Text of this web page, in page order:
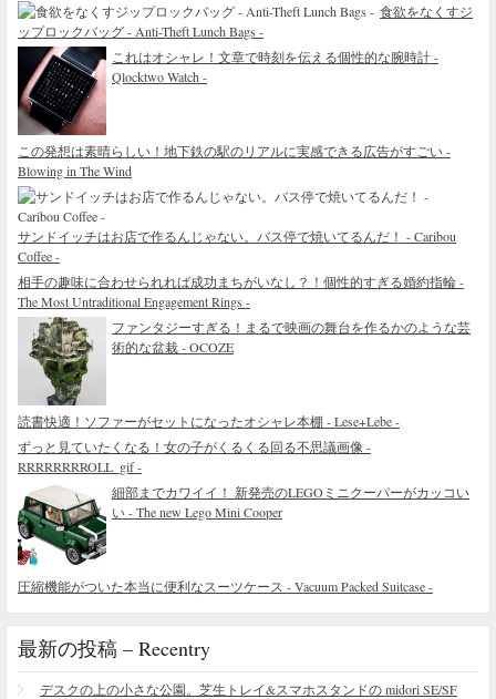
食欲をなくすジ
ップロックバッグ - Anti-Theft Lunch Bags -
これはオシャレ！文章で時刻を伝える個性的な腕時計 -
Qlocktwo Watch -
この発想は素晴らしい！地下鉄の駅のリアルに実感できる広告がすごい -
Blowing in The Wind
サンドイッチはお店で作るんじゃない。バス停で焼いてるんだ！ - Caribou
Coffee -
相手の趣味に合わせられれば成功まちがいなし？！個性的すぎる婚約指輪 -
The Most Untraditional Engagement Rings -
ファンタジーすぎる！まるで映画の舞台を作るかのような芸
術的な盆栽 - OCOZE
読書快適！ソファーがセットになったオシャレ本棚 - Lese+Lebe -
ずっと見ていたくなる！女の子がくるくる回る不思議画像 -
RRRRRRRROLL_gif -
細部までカワイイ！ 新発売のLEGOミニクーパーがカッコい
い - The new Lego Mini Cooper
圧縮機能がついた本当に便利なスーツケース - Vacuum Packed Suitcase -
最新の投稿 – Recentry
デスクの上の小さな公園。芝生トレイ&スマホスタンドの midori SE/SF